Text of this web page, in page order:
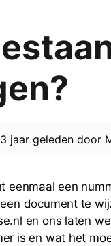
3 jaar geleden door
eenmaal een
document te
en ons laten
is en wat het